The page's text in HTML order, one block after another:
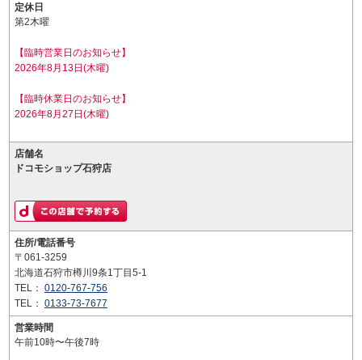
定休日
第2木曜
【臨時営業日のお知らせ】
2026年8月13日(木曜)
【臨時休業日のお知らせ】
2026年8月27日(木曜)
店舗名
ドコモショップ石狩店
住所/電話番号
〒061-3259
北海道石狩市樽川9条1丁目5-1
TEL： 0120-767-756
TEL： 0133-73-7677
営業時間
午前10時〜午後7時